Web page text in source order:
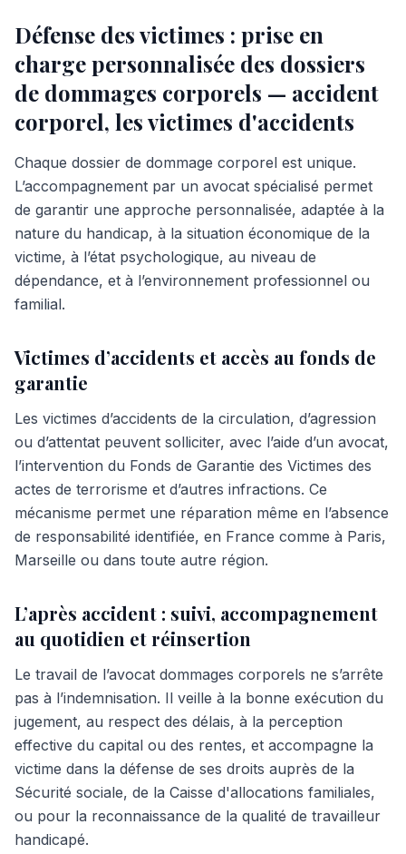
Défense des victimes : prise en
charge personnalisée des dossiers
de dommages corporels — accident
corporel, les victimes d'accidents
Chaque dossier de dommage corporel est unique.
L’accompagnement par un avocat spécialisé permet
de garantir une approche personnalisée, adaptée à la
nature du handicap, à la situation économique de la
victime, à l’état psychologique, au niveau de
dépendance, et à l’environnement professionnel ou
familial.
Victimes d’accidents et accès au fonds de
garantie
Les victimes d’accidents de la circulation, d’agression
ou d’attentat peuvent solliciter, avec l’aide d’un avocat,
l’intervention du Fonds de Garantie des Victimes des
actes de terrorisme et d’autres infractions. Ce
mécanisme permet une réparation même en l’absence
de responsabilité identifiée, en France comme à Paris,
Marseille ou dans toute autre région.
L’après accident : suivi, accompagnement
au quotidien et réinsertion
Le travail de l’avocat dommages corporels ne s’arrête
pas à l’indemnisation. Il veille à la bonne exécution du
jugement, au respect des délais, à la perception
effective du capital ou des rentes, et accompagne la
victime dans la défense de ses droits auprès de la
Sécurité sociale, de la Caisse d'allocations familiales,
ou pour la reconnaissance de la qualité de travailleur
handicapé.